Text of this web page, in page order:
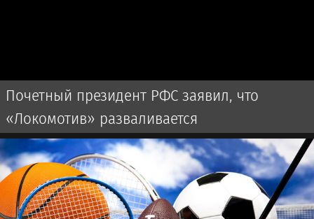
Почетный президент РФС заявил, что
«Локомотив» разваливается